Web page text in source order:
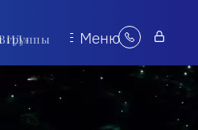
«БОВИД» Меню
класса «А»